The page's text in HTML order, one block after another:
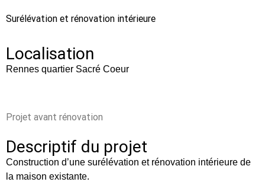
Surélévation et rénovation intérieure
Localisation
Rennes quartier Sacré Coeur
Projet avant rénovation
Descriptif du projet
Construction d’une surélévation et rénovation intérieure de
la maison existante.